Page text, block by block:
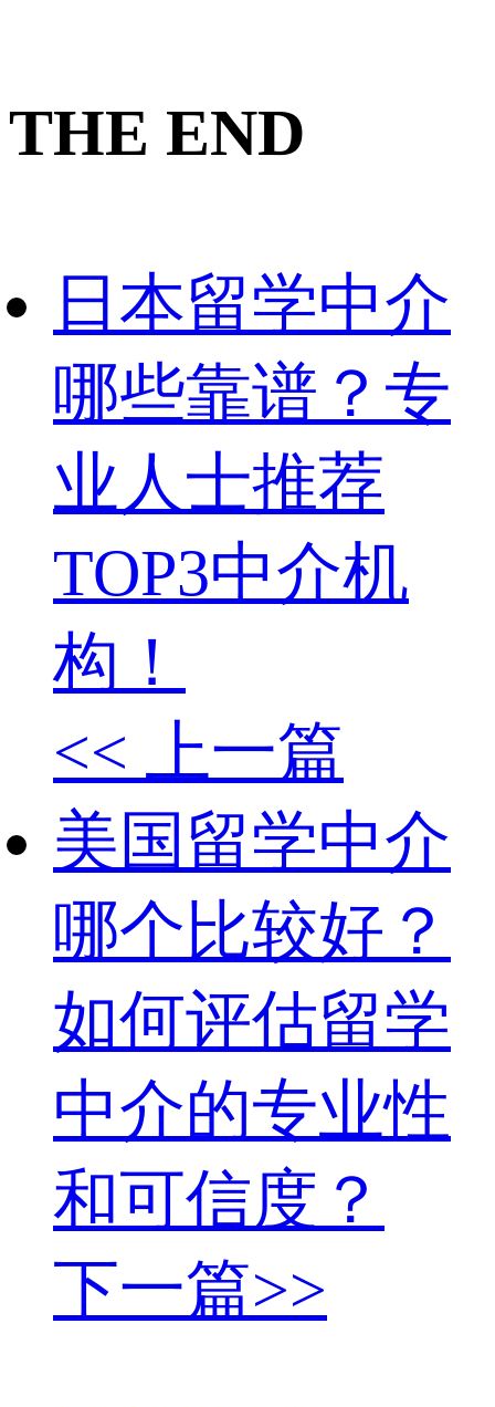
THE END
日本留学中介
哪些靠谱？专
业人士推荐
TOP3中介机
构！
<< 上一篇
美国留学中介
哪个比较好？
如何评估留学
中介的专业性
和可信度？
下一篇>>